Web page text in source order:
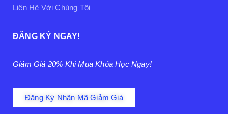
Liên Hệ Với Chúng Tôi
ĐĂNG KÝ NGAY!
Giảm Giá 20% Khi Mua Khóa Học Ngay!
Đăng Ký Nhận Mã Giảm Giá